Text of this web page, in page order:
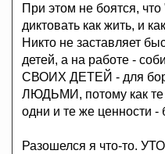
При этом не боятся,
диктовать как жить, и
Никто не заставляет
детей, а на работе -
СВОИХ ДЕТЕЙ - для
ЛЮДЬМИ, потому как
одни и те же ценности -
Разошелся я что-то.